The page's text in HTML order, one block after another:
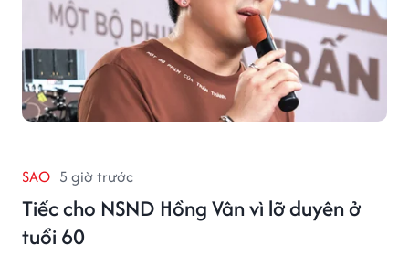
SAO 5 giờ trước
Tiếc cho NSND Hồng Vân vì lỡ duyên ở
tuổi 60